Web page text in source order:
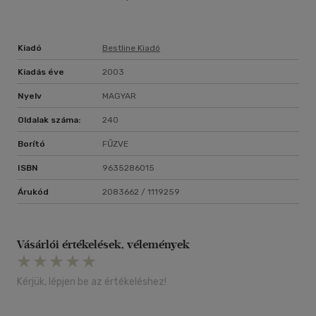
Kiadó Bestline Kiadó
Kiadás éve 2003
Nyelv MAGYAR
Oldalak száma: 240
Borító FŰZVE
ISBN 9635286015
Árukód 2083662 / 1119259
Vásárlói értékelések, vélemények
Kérjük, lépjen be az értékeléshez!